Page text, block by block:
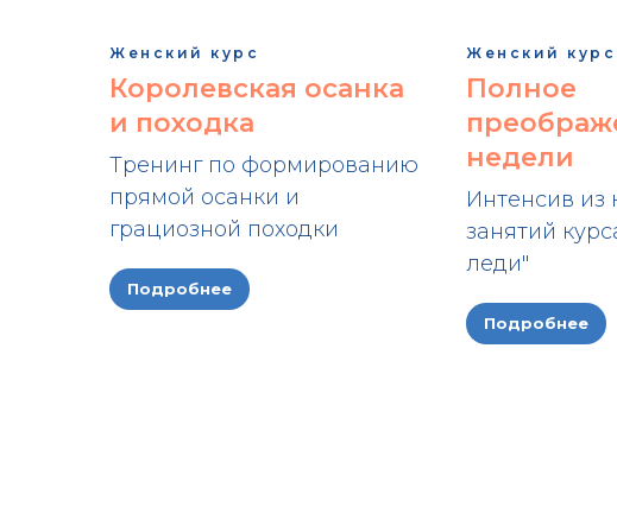
Женский курс
Королевская осанка
и походка
Тренинг по формированию
прямой осанки и
грациозной походки
Подробнее
Женский курс
Полное
недели
Интенсив из
занятий
леди"
Подробнее